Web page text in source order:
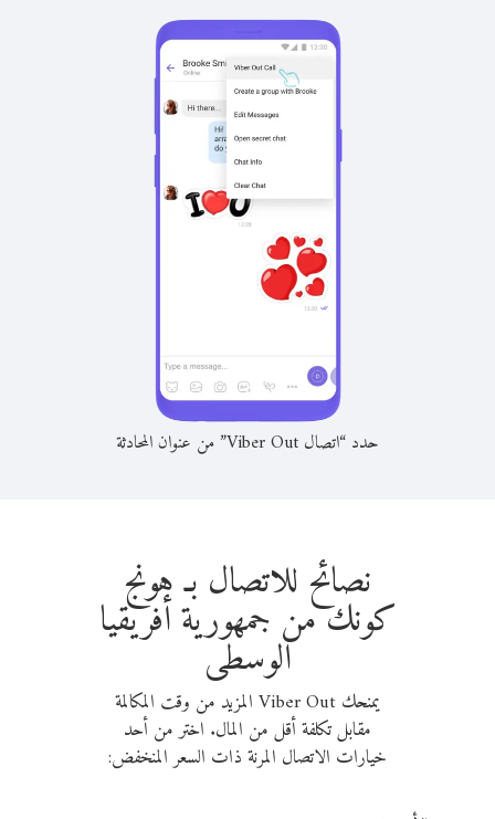
حدد “اتصال Viber Out” من عنوان المحادثة
نصائح للاتصال بـ هونج
كونك من جمهورية أفريقيا
الوسطى
يمنحك Viber Out المزيد من وقت المكالمة
مقابل تكلفة أقل من المال. اختر من أحد
خيارات الاتصال المرنة ذات السعر المنخفض: